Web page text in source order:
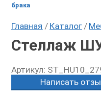
Главная Каталог
Стеллаж
Артикул:
Написать